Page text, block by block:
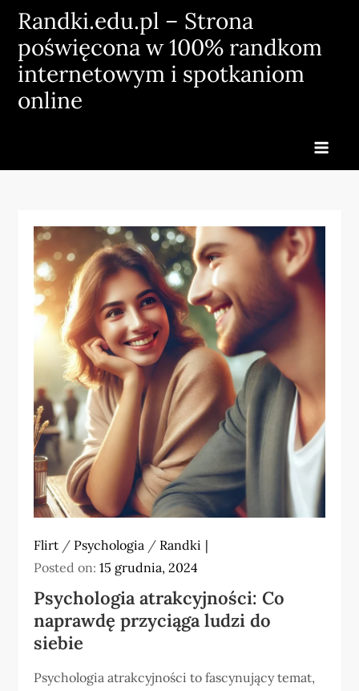
Skip
content
Randki.edu.pl – Strona
poświęcona w 100% randkom
internetowym i spotkaniom
online
Flirt / Psychologia / Randki
Posted on:15 grudnia, 2024
Psychologia atrakcyjności: Co
naprawdę przyciąga ludzi do
siebie
Psychologia atrakcyjności to fascynujący temat,